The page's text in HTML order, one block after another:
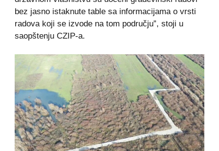
bez jasno istaknute table sa informacijama o vrsti
radova koji se izvode na tom području”, stoji u
saopštenju CZIP-a.